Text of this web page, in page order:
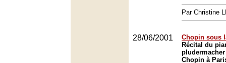
Par Christine
28/06/2001
Chopin sous
Récital du
Chopin à